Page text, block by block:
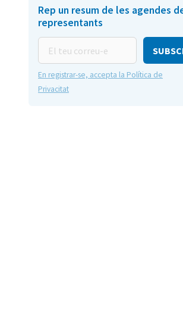
Rep un resum de les agendes
representants
teu
correu-
e
En registrar-se, accepta la Política de
Privacitat